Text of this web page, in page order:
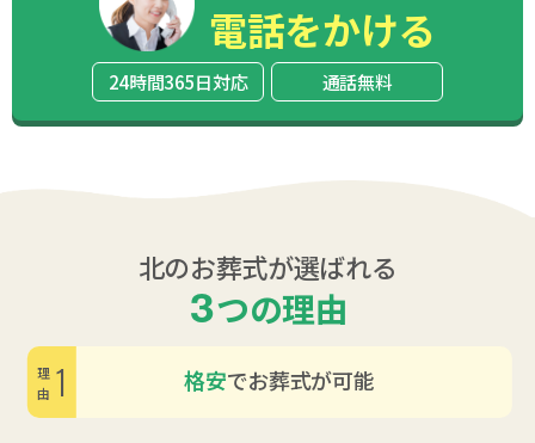
電話をかける
24時間365日対応 通話無料
北のお葬式が選ばれる
3つの理由
格安でお葬式が可能
理由1